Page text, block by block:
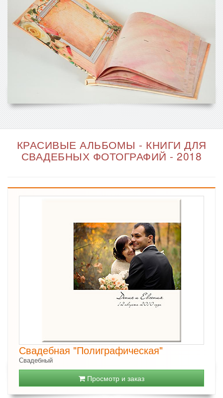
КРАСИВЫЕ АЛЬБОМЫ - КНИГИ ДЛЯ
СВАДЕБНЫХ ФОТОГРАФИЙ - 2018
Свадебная "Полиграфическая"
Свадебный
Просмотр и заказ